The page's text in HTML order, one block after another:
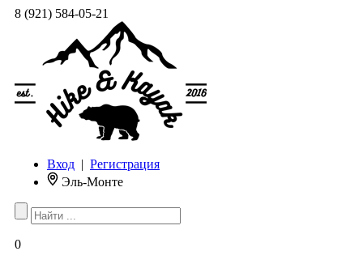
8 (921) 584-05-21
Вход | Регистрация
Эль-Монте
0